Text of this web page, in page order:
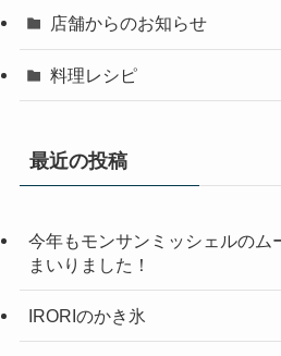
店舗からのお知らせ
料理レシピ
最近の投稿
今年もモンサンミッシェルのム
まいりました！
IRORIのかき氷